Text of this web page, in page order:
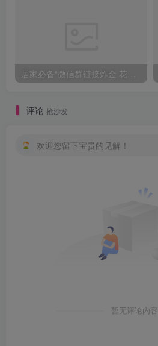
居家必备“微信群链接炸金 花房卡”获取房卡教程
评论 抢沙发
欢迎您留下宝贵的见解！
暂无评论内容